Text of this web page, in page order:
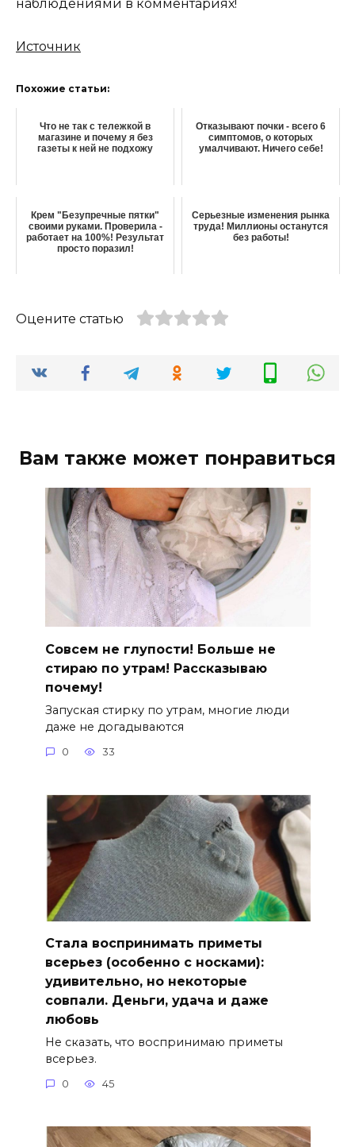
наблюдениями в комментариях!
Источник
Похожие статьи:
Что не так с тележкой в
магазине и почему я без
газеты к ней не подхожу
Отказывают почки - всего 6
симптомов, о которых
умалчивают. Ничего себе!
Крем "Безупречные пятки"
своими руками. Проверила -
работает на 100%! Результат
просто поразил!
Серьезные изменения рынка
труда! Миллионы останутся
без работы!
Оцените статью
Вам также может понравиться
Совсем не глупости! Больше не
стираю по утрам! Рассказываю
почему!
Запуская стирку по утрам, многие люди
даже не догадываются
0 33
Стала воспринимать приметы
всерьез (особенно с носками):
удивительно, но некоторые
совпали. Деньги, удача и даже
любовь
Не сказать, что воспринимаю приметы
всерьез.
0 45